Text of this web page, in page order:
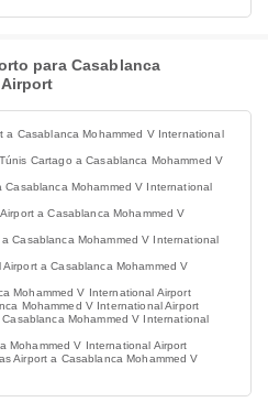
para Casablanca
a Casablanca Mohammed V International
Cartago a Casablanca Mohammed V
Mohammed V International
a Casablanca Mohammed V
Casablanca Mohammed V International
a Casablanca Mohammed V
Mohammed V International Airport
Mohammed V International Airport
Mohammed V International
Mohammed V International Airport
Airport a Casablanca Mohammed V